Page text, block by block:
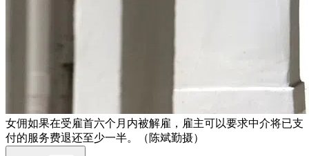
女佣如果在受雇首六个月内被解雇，雇主可以要求中介将已支
付的服务费退还至少一半。（陈斌勤摄）